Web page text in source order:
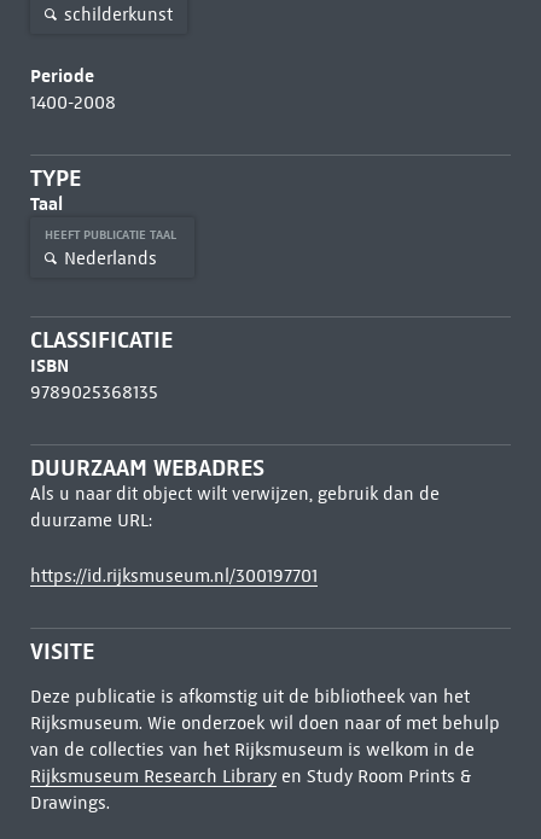
schilderkunst
Periode
1400-2008
TYPE
Taal
HEEFT PUBLICATIE TAAL
Nederlands
CLASSIFICATIE
ISBN
9789025368135
DUURZAAM WEBADRES
Als u naar dit object wilt verwijzen, gebruik dan de
duurzame URL:
https://id.rijksmuseum.nl/300197701
VISITE
Deze publicatie is afkomstig uit de bibliotheek van het
Rijksmuseum. Wie onderzoek wil doen naar of met behulp
van de collecties van het Rijksmuseum is welkom in de
Rijksmuseum Research Libraryen Study Room Prints &
Drawings.